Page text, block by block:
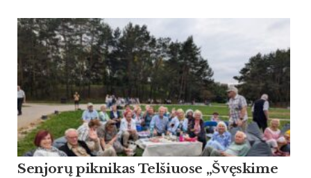
Sen­jorų pik­ni­kas Tel­šiuo­se „Švęski­me